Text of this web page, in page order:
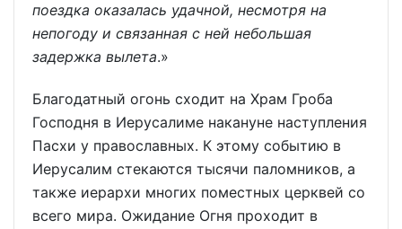
поездка оказалась удачной, несмотря на
непогоду и связанная с ней небольшая
задержка вылета.»
Благодатный огонь сходит на Храм Гроба
Господня в Иерусалиме накануне наступления
Пасхи у православных. К этому событию в
Иерусалим стекаются тысячи паломников, а
также иерархи многих поместных церквей со
всего мира. Ожидание Огня проходит в